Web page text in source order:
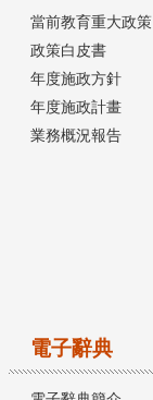
當前教育重大政策
政策白皮書
年度施政方針
年度施政計畫
業務概況報告
電子辭典